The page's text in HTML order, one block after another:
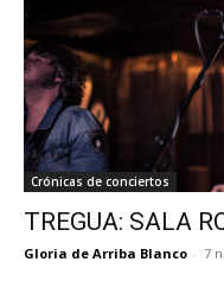
Crónicas de conciertos
TREGUA: SALA
Gloria de Arriba Blanco - 7